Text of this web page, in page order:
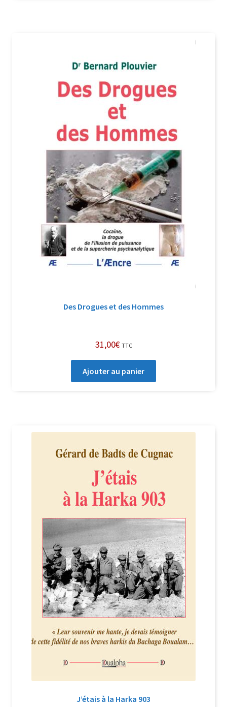
Des Drogues et des Hommes
31,00€ TTC
Ajouter au panier
J’étais à la Harka 903